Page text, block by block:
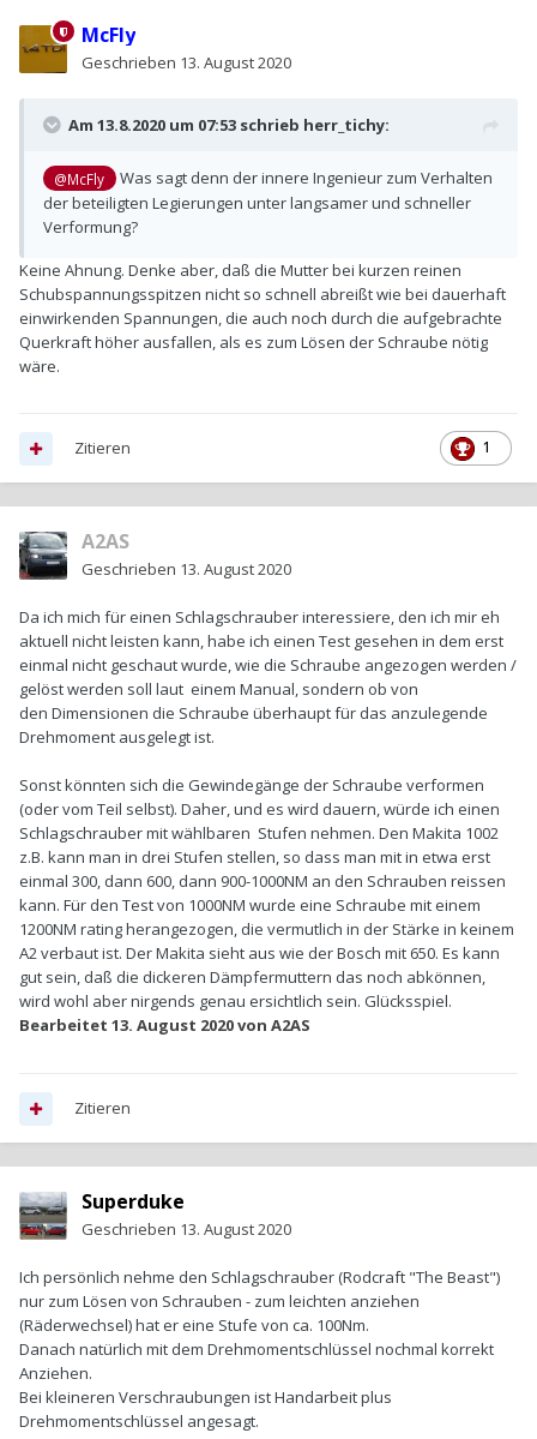
McFly
Geschrieben 13. August 2020
Am 13.8.2020 um 07:53 schrieb herr_tichy:
@McFly
Was sagt denn der innere Ingenieur zum Verhalten
der beteiligten Legierungen unter langsamer und schneller
Verformung?
Keine Ahnung. Denke aber, daß die Mutter bei kurzen reinen
Schubspannungsspitzen nicht so schnell abreißt wie bei dauerhaft
einwirkenden Spannungen, die auch noch durch die aufgebrachte
Querkraft höher ausfallen, als es zum Lösen der Schraube nötig
wäre.
1
Zitieren
A2AS
Geschrieben 13. August 2020
Da ich mich für einen Schlagschrauber interessiere, den ich mir eh
aktuell nicht leisten kann, habe ich einen Test gesehen in dem erst
einmal nicht geschaut wurde, wie die Schraube angezogen werden /
gelöst werden soll laut einem Manual, sondern ob von
den Dimensionen die Schraube überhaupt für das anzulegende
Drehmoment ausgelegt ist.
Sonst könnten sich die Gewindegänge der Schraube verformen
(oder vom Teil selbst). Daher, und es wird dauern, würde ich einen
Schlagschrauber mit wählbaren Stufen nehmen. Den Makita 1002
z.B. kann man in drei Stufen stellen, so dass man mit in etwa erst
einmal 300, dann 600, dann 900-1000NM an den Schrauben reissen
kann. Für den Test von 1000NM wurde eine Schraube mit einem
1200NM rating herangezogen, die vermutlich in der Stärke in keinem
A2 verbaut ist. Der Makita sieht aus wie der Bosch mit 650. Es kann
gut sein, daß die dickeren Dämpfermuttern das noch abkönnen,
wird wohl aber nirgends genau ersichtlich sein. Glücksspiel.
Bearbeitet 13. August 2020von A2AS
Zitieren
Superduke
Geschrieben 13. August 2020
Ich persönlich nehme den Schlagschrauber (Rodcraft "The Beast")
nur zum Lösen von Schrauben - zum leichten anziehen
(Räderwechsel) hat er eine Stufe von ca. 100Nm.
Danach natürlich mit dem Drehmomentschlüssel nochmal korrekt
Anziehen.
Bei kleineren Verschraubungen ist Handarbeit plus
Drehmomentschlüssel angesagt.